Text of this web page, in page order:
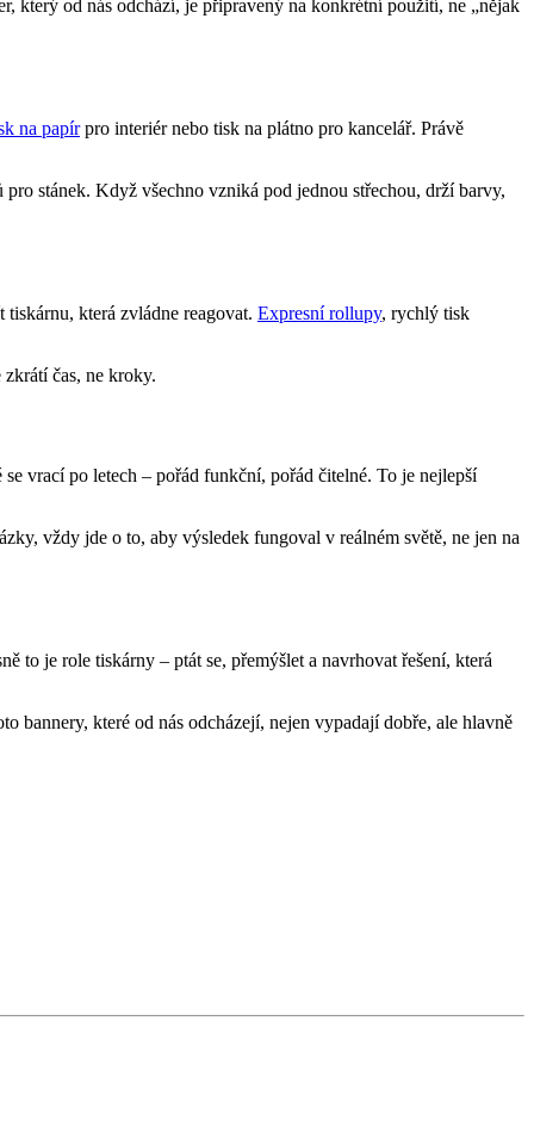
který od nás odchází, je připravený na konkrétní použití, ne „nějak
na papírpro interiér nebo tisk na plátno pro kancelář. Právě
stánek. Když všechno vzniká pod jednou střechou, drží barvy,
která zvládne reagovat. Expresní rollupy, rychlý tisk
čas, ne kroky.
vrací po letech – pořád funkční, pořád čitelné. To je nejlepší
vždy jde o to, aby výsledek fungoval v reálném světě, ne jen na
to je role tiskárny – ptát se, přemýšlet a navrhovat řešení, která
bannery, které od nás odcházejí, nejen vypadají dobře, ale hlavně